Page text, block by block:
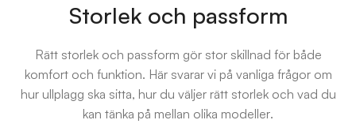
Storlek och passform
Rätt storlek och passform gör stor skillnad för både
komfort och funktion. Här svarar vi på vanliga frågor om
hur ullplagg ska sitta, hur du väljer rätt storlek och vad du
kan tänka på mellan olika modeller.